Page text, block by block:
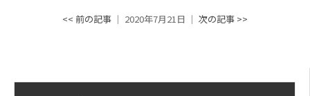
<< 前の記事 │ 2020年7月21日 │ 次の記事 >>